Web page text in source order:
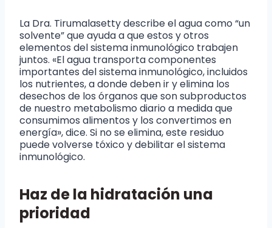
La Dra. Tirumalasetty describe el agua como “un
solvente” que ayuda a que estos y otros
elementos del sistema inmunológico trabajen
juntos. «El agua transporta componentes
importantes del sistema inmunológico, incluidos
los nutrientes, a donde deben ir y elimina los
desechos de los órganos que son subproductos
de nuestro metabolismo diario a medida que
consumimos alimentos y los convertimos en
energía», dice. Si no se elimina, este residuo
puede volverse tóxico y debilitar el sistema
inmunológico.
Haz de la hidratación una
prioridad